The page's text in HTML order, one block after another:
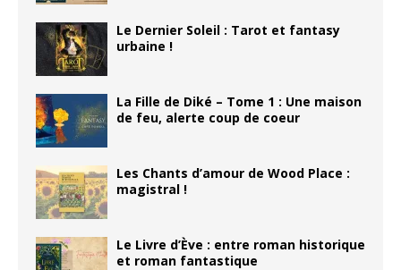
Le Dernier Soleil : Tarot et fantasy
urbaine !
La Fille de Diké – Tome 1 : Une maison
de feu, alerte coup de coeur
Les Chants d’amour de Wood Place :
magistral !
Le Livre d’Ève : entre roman historique
et roman fantastique